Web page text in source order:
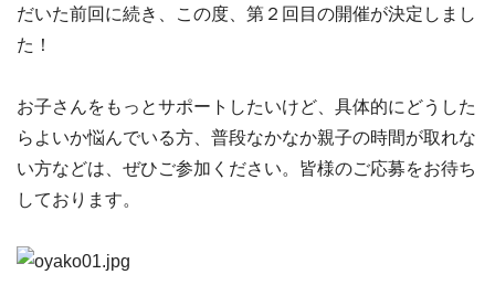
だいた前回に続き、この度、第２回目の開催が決定しまし
た！
お子さんをもっとサポートしたいけど、具体的にどうした
らよいか悩んでいる方、普段なかなか親子の時間が取れな
い方などは、ぜひご参加ください。皆様のご応募をお待ち
しております。